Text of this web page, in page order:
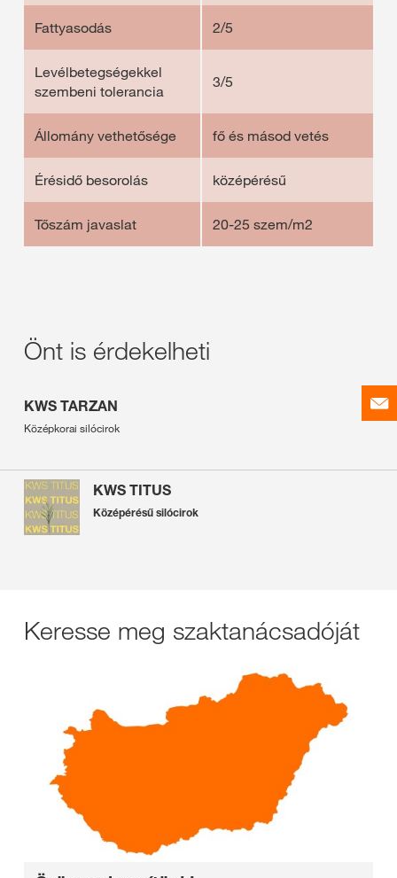
Fattyasodás 2/5
Levélbetegségekkel
szembeni tolerancia
3/5
Állomány vethetősége fő és másod vetés
Érésidő besorolás középérésű
Tőszám javaslat 20-25 szem/m2
Önt is érdekelheti
KWS TARZAN
Középkorai silócirok
KWS TITUS
Középérésű silócirok
Keresse meg szaktanácsadóját